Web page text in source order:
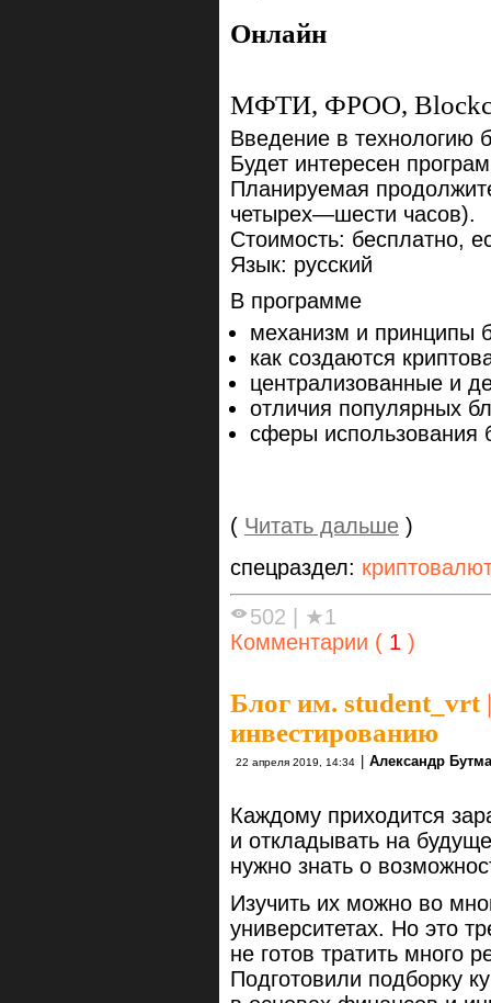
Онлайн
МФТИ, ФРОО,
Введение в технологию
Будет интересен
Планируемая
четырех—шести часов).
Стоимость: бесплатно,
Язык: русский
В программе
механизм и принципы
как создаются
централизованные и
отличия популярных
сферы использования
( Читать дальше )
спецраздел:
502
★1
Комментарии ( 1 )
Блог им. student_vrt|
инвестированию
22 апреля 2019, 14:34 Александр
Каждому приходится
и откладывать на
нужно знать о
Изучить их можно во
университетах. Но это
не готов тратить много
Подготовили подборку